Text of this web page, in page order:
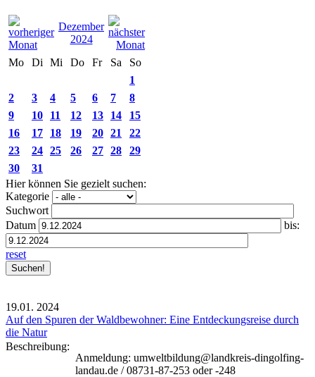
Dezember
2024
Mo
Di Mi Do Fr Sa
So
1
2
3 4 5 6 7
8
9
10 11 12 13 14
15
16
17 18 19 20 21
22
23
24 25 26 27 28
29
30
31
Hier können Sie gezielt suchen:
Kategorie
Suchwort
Datum
bis:
reset
19.01. 2024
Auf den Spuren der Waldbewohner: Eine Entdeckungsreise durch
die Natur
Beschreibung:
Anmeldung: umweltbildung@landkreis-dingolfing-
landau.de / 08731-87-253 oder -248